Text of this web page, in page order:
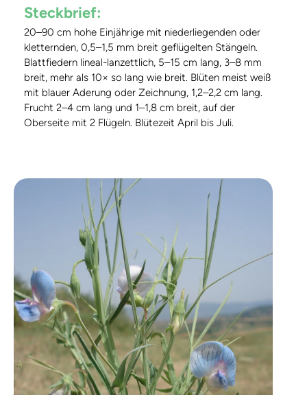
Steckbrief:
20–90 cm hohe Einjährige mit niederliegenden oder
kletternden, 0,5–1,5 mm breit geflügelten Stängeln.
Blattfiedern lineal-lanzettlich, 5–15 cm lang, 3–8 mm
breit, mehr als 10× so lang wie breit. Blüten meist weiß
mit blauer Aderung oder Zeichnung, 1,2–2,2 cm lang.
Frucht 2–4 cm lang und 1–1,8 cm breit, auf der
Oberseite mit 2 Flügeln. Blütezeit April bis Juli.